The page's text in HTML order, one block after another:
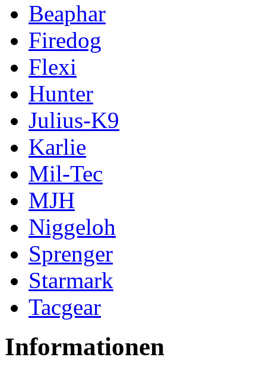
Beaphar
Firedog
Flexi
Hunter
Julius-K9
Karlie
Mil-Tec
MJH
Niggeloh
Sprenger
Starmark
Tacgear
Informationen